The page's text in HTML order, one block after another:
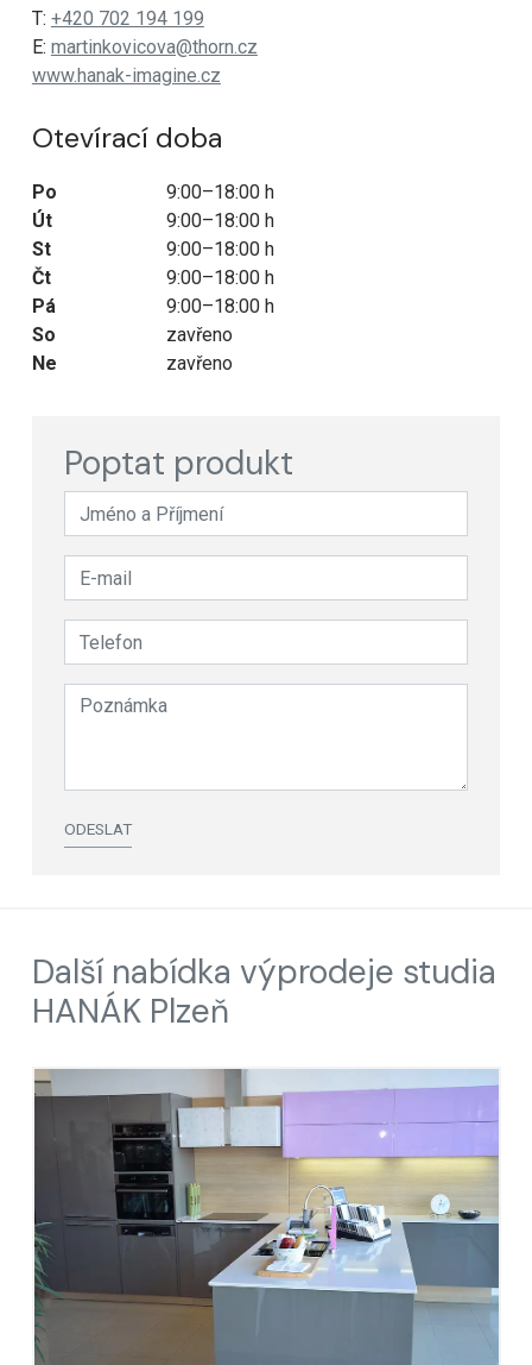
T: +420 702 194 199
E: martinkovicova@thorn.cz
www.hanak-imagine.cz
Otevírací doba
Po
9:00–18:00 h
Út
9:00–18:00 h
St
9:00–18:00 h
Čt
9:00–18:00 h
Pá
9:00–18:00 h
So
zavřeno
Ne
zavřeno
Poptat produkt
ODESLAT
Další nabídka výprodeje studia
HANÁK Plzeň